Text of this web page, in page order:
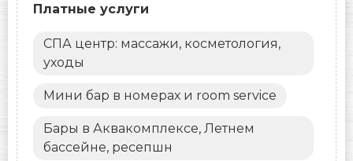
Платные услуги
СПА центр: массажи, косметология,
уходы
Мини бар в номерах и room service
Бары в Аквакомплексе, Летнем
бассейне, ресепшн